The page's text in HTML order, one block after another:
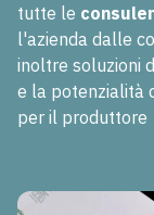
tutte le
l'azienda dalle
inoltre soluzioni
e la potenzialità
per il produttore